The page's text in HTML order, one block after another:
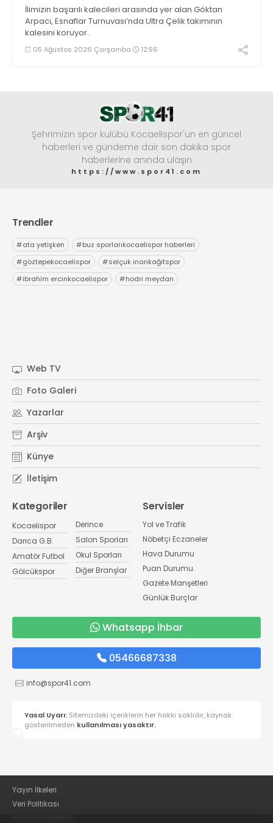
İlimizin başarılı kalecileri arasında yer alan Göktan
Arpacı, Esnaflar Turnuvası’nda Ultra Çelik takımının
kalesini koruyor.
05 Ağustos 2026 Çarşamba 12:56
Şehrimizin spor kulübü Kocaelispor'un en güncel
haberleri ve gündeme dair son dakika spor
haberlerine anında ulaşın
https://www.spor41.com
Trendler
#ata yetişken #buz sporlarıkocaelispor haberleri
#göztepekocaelispor #selçuk inankağıtspor
#ibrahim ercinkocaelispor #hodri meydan
Web TV
Foto Galeri
Yazarlar
Arşiv
Künye
İletişim
Kategoriler
Kocaelispor
Darıca G.B.
Amatör Futbol
Gölcükspor
Derince
Salon Sporları
Okul Sporları
Diğer Branşlar
Servisler
Yol ve Trafik
Nöbetçi Eczaneler
Hava Durumu
Puan Durumu
Gazete Manşetleri
Günlük Burçlar
Whatsapp İhbar
05466687338
info@spor41.com
Yasal Uyarı: Sitemizdeki içeriklerin her hakkı saklıdır, kaynak
gösterilmeden kullanılması yasaktır.
Yayın İlkeleri
Veri Politikası